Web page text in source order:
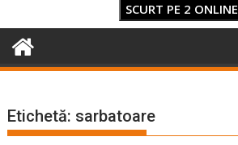
SCURT PE 2 ONLINE
Etichetă: sarbatoare